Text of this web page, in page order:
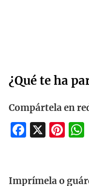
¿Qué te ha
Compártela en
Facebook
X
Imprímela o